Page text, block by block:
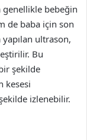
bebeğin
de baba için son
ultrason,
Bu
şekilde
kesesi
izlenebilir.